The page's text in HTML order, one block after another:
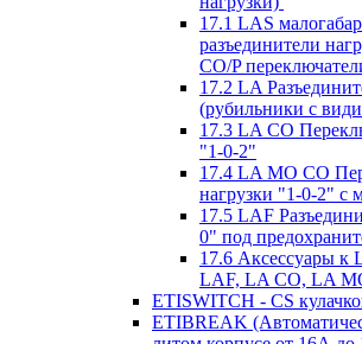
17.1 LAS
разъединители
CO/P
17.2 LA
(рубильники с
17.3 LA CO
"1-0-2"
17.4 LA MO CO
нагрузки "1-0-2" с
17.5 LAF
0" под
17.6 Аксессуары к
LAF, LA CO, LA
ETISWITCH - CS
ETIBREAK